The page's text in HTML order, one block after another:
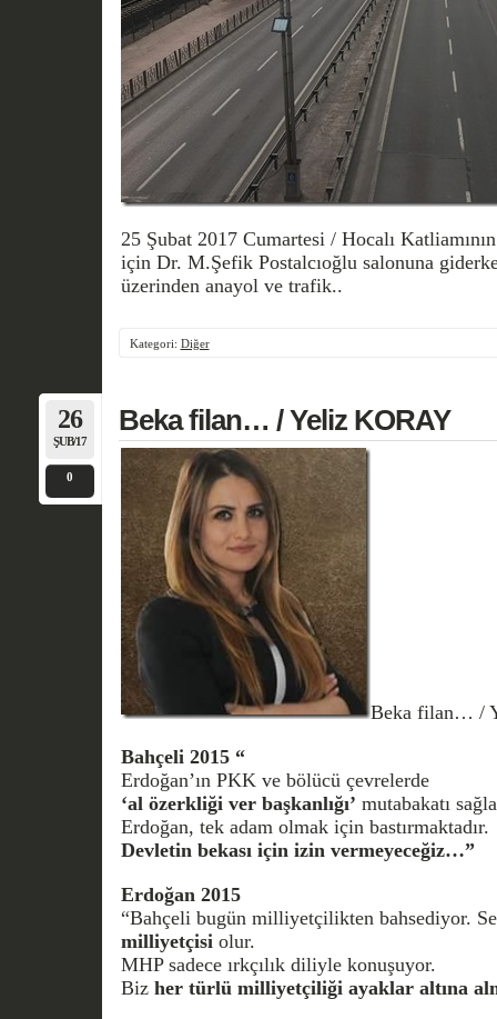
25 Şubat 2017 Cumartesi / Hocalı
için Dr. M.Şefik Postalcıoğlu salonuna
üzerinden anayol ve trafik..
Kategori: Diğer
26
ŞUB/17
0
Beka filan… / Yeliz KORAY
Beka filan… /
Bahçeli 2015 “
Erdoğan’ın PKK ve bölücü çevrelerde
‘al özerkliği ver başkanlığı’ mutabakatı
Erdoğan, tek adam olmak için bastırmaktadır.
Devletin bekası için izin vermeyeceğiz…”
Erdoğan 2015
“Bahçeli bugün milliyetçilikten bahsediyor.
milliyetçisi olur.
MHP sadece ırkçılık diliyle konuşuyor.
Biz her türlü milliyetçiliği ayaklar altına